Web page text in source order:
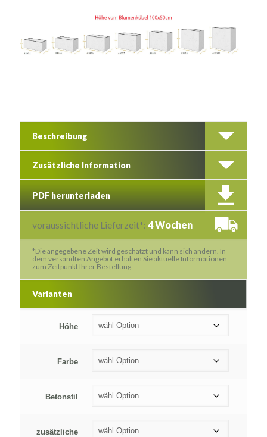
Beschreibung
Zusätzliche Information
PDF herunterladen
voraussichtliche Lieferzeit*: 4 Wochen
*Die angegebene Zeit wird geschätzt und kann sich ändern. In
dem versandten Angebot erhalten Sie aktuelle Informationen
zum Zeitpunkt Ihrer Bestellung.
Varianten
Höhe
Farbe
Betonstil
zusätzliche